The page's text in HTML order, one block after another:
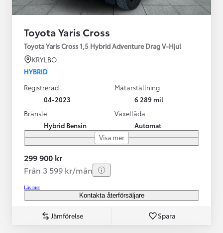
Toyota Yaris Cross
Toyota Yaris Cross 1,5 Hybrid Adventure Drag V-Hjul
KRYLBO
HYBRID
Registrerad
04-2023
Mätarställning
6 289 mil
Bränsle
Hybrid Bensin
Växellåda
Automat
Visa mer
299 900 kr
Från 3 599 kr/mån
Läs mer
Kontakta återförsäljare
Jämförelse Spara